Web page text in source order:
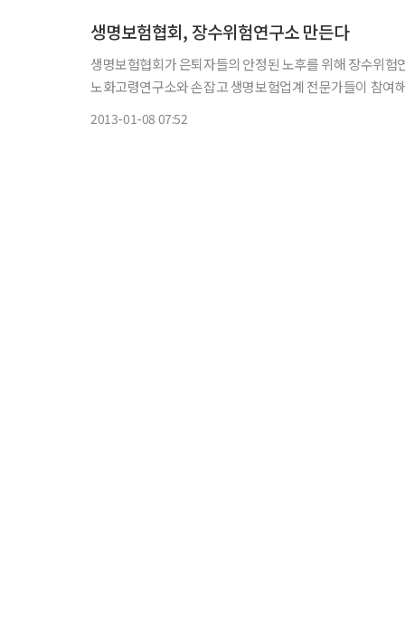
생명보험협회, 장수위험연구소 만든다
생명보험협회가 은퇴자들의 안정된 노후를 위해 장수위험연구소를 설립한다. 8일 생보협회에 따
노화고령연구소와 손잡고 생명보험업계 전문가들이 참여해 장수
2013-01-08 07:52